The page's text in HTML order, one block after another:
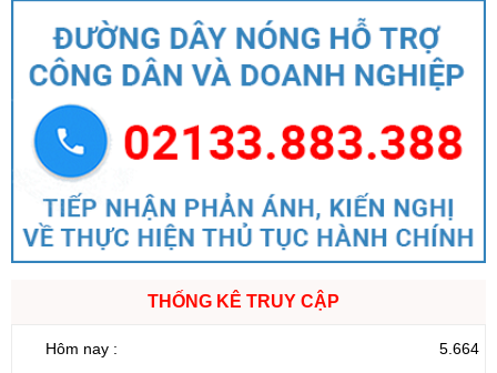
THỐNG KÊ TRUY CẬP
Hôm nay :
5.664